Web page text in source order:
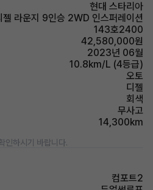
현대 스타리아
라운지 9인승 2WD 인스퍼레이션
143호2400
42,580,000원
2023년 06월
10.8km/L (4등급)
오토
디젤
회색
무사고
14,300km
인하시기 바랍니다.
컴포트2